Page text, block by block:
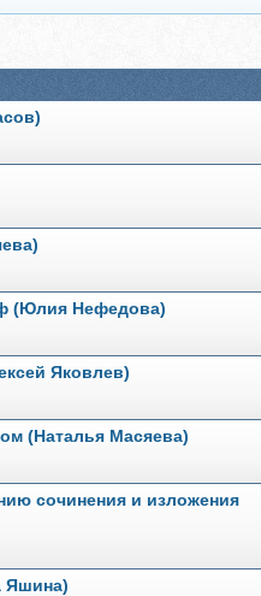
(Юлия Нефедова)
Яковлев)
(Наталья Масяева)
сочинения и изложения
Яшина)